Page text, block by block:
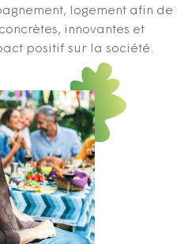
logement afin de
innovantes et
positif sur la société.